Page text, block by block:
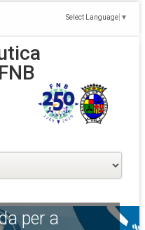
Select Language ▼
FNB
per a